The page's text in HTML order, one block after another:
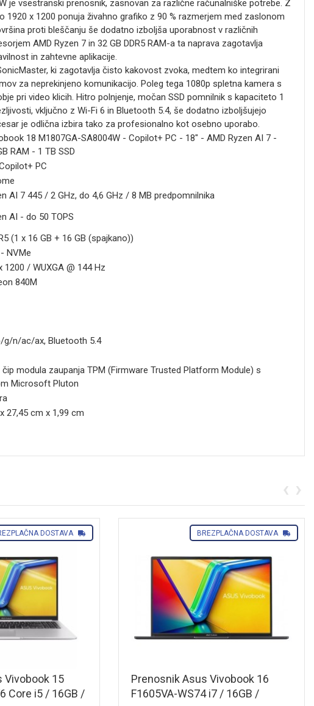
je vsestranski prenosnik, zasnovan za različne računalniške potrebe. Z
1920 x 1200 ponuja živahno grafiko z 90 % razmerjem med zaslonom
proti bleščanju še dodatno izboljša uporabnost v različnih
AMD Ryzen 7 in 32 GB DDR5 RAM-a ta naprava zagotavlja
in zahtevne aplikacije.
ki zagotavlja čisto kakovost zvoka, medtem ko integrirani
za neprekinjeno komunikacijo. Poleg tega 1080p spletna kamera s
pri video klicih. Hitro polnjenje, močan SSD pomnilnik s kapaciteto 1
vključno z Wi-Fi 6 in Bluetooth 5.4, še dodatno izboljšujejo
je odlična izbira tako za profesionalno kot osebno uporabo.
18 M1807GA-SA8004W - Copilot+ PC - 18" - AMD Ryzen AI 7 -
RAM - 1 TB SSD
PC
AI 7 445 / 2 GHz, do 4,6 GHz / 8 MB predpomnilnika
AI - do 50 TOPS
(1 x 16 GB + 16 GB (spajkano))
NVMe
1200 / WUXGA @ 144 Hz
840M
g/n/ac/ax, Bluetooth 5.4
modula zaupanja TPM (Firmware Trusted Platform Module) s
Microsoft Pluton
27,45 cm x 1,99 cm
DOSTAVA
Vivobook 15
Core i5 / 16GB /
BREZPLAČNA DOSTAVA
Prenosnik Asus Vivobook 16
F1605VA-WS74 i7 / 16GB /
‹ ›